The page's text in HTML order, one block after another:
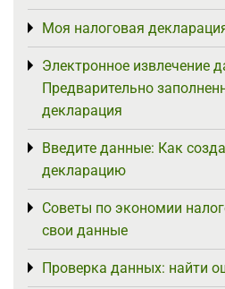
Моя налоговая
Toggle menu
Электронное извлечение
Предварительно
декларация
Toggle menu
Введите данные: Как
декларацию
Toggle menu
Советы по экономии
свои данные
Toggle menu
Проверка данных: найти
Toggle menu